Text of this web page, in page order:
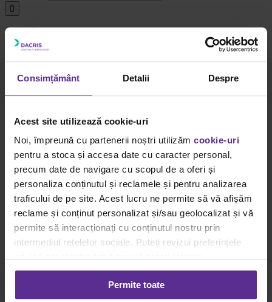
Consimțământ Detalii Despre
Acest site utilizează cookie-uri
Noi, împreună cu partenerii noștri utilizăm cookie-uri
pentru a stoca și accesa date cu caracter personal,
precum date de navigare cu scopul de a oferi și
personaliza conținutul și reclamele și pentru analizarea
traficului de pe site. Acest lucru ne permite să vă afișăm
reclame și conținut personalizat și/sau geolocalizat și vă
permite să interacționați cu conținutul nostru prin
intermediul rețelelor sociale. Puteți revizui preferințele
consimțământul oricând, făcând click pe linkul către
setările dvs. de cookie-uri.Permite toate
Acasa
Ghiduri Achiziții Smart
Lumea Școlară Creativă
Viziunea Dacris
Spații de Lucru
Mobilierul operațional
Home
Tag:
Mobilierul operațional
mai 2025
10 tendinte in designul mobilei office
Gallery